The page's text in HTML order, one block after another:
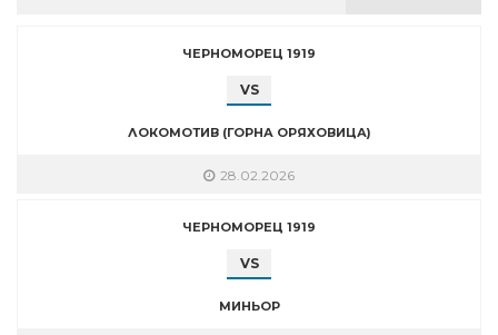
ЧЕРНОМОРЕЦ 1919
VS
ЛОКОМОТИВ (ГОРНА ОРЯХОВИЦА)
28.02.2026
ЧЕРНОМОРЕЦ 1919
VS
МИНЬОР